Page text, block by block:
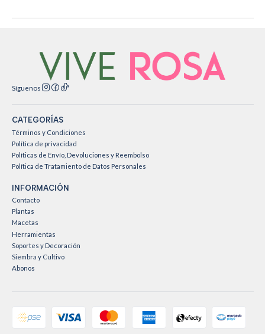
Síguenos
CATEGORÍAS
Términos y Condiciones
Política de privacidad
Políticas de Envío, Devoluciones y Reembolso
Política de Tratamiento de Datos Personales
INFORMACIÓN
Contacto
Plantas
Macetas
Herramientas
Soportes y Decoración
Siembra y Cultivo
Abonos